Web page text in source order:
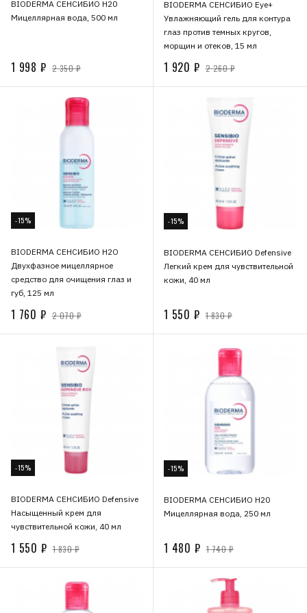
BIODERMA СЕНСИБИО Н20
Мицеллярная вода, 500 мл
1 998 ₽ 2 350 ₽
BIODERMA СЕНСИБИО Eye+
Увлажняющий гель для контура
глаз против темных кругов,
морщин и отеков, 15 мл
1 920 ₽ 2 260 ₽
-15%
BIODERMA СЕНСИБИО H2O
Двухфазное мицеллярное
средство для очищения глаз и
губ, 125 мл
1 760 ₽ 2 070 ₽
-15%
BIODERMA СЕНСИБИО Defensive
Легкий крем для чувствительной
кожи, 40 мл
1 550 ₽ 1 830 ₽
-15%
BIODERMA СЕНСИБИО Defensive
Насыщенный крем для
чувствительной кожи, 40 мл
1 550 ₽ 1 830 ₽
-15%
BIODERMA СЕНСИБИО H20
Мицеллярная вода, 250 мл
1 480 ₽ 1 740 ₽